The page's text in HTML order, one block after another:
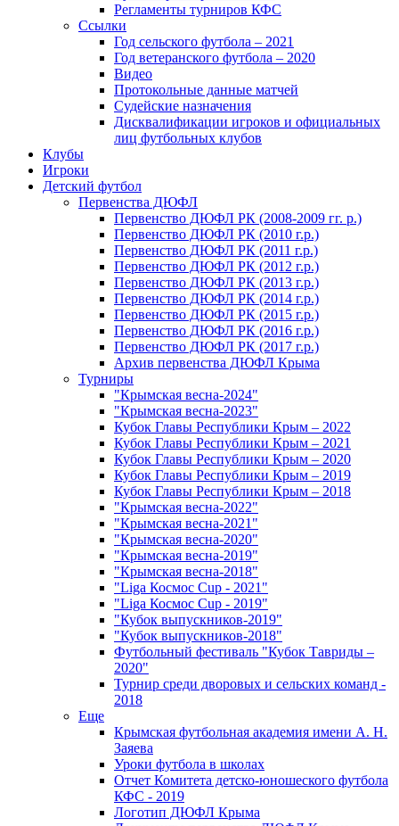
Регламенты турниров КФС
Ссылки
Год сельского футбола – 2021
Год ветеранского футбола – 2020
Видео
Протокольные данные матчей
Судейские назначения
Дисквалификации игроков и официальных
лиц футбольных клубов
Клубы
Игроки
Детский футбол
Первенства ДЮФЛ
Первенство ДЮФЛ РК (2008-2009 гг. р.)
Первенство ДЮФЛ РК (2010 г.р.)
Первенство ДЮФЛ РК (2011 г.р.)
Первенство ДЮФЛ РК (2012 г.р.)
Первенство ДЮФЛ РК (2013 г.р.)
Первенство ДЮФЛ РК (2014 г.р.)
Первенство ДЮФЛ РК (2015 г.р.)
Первенство ДЮФЛ РК (2016 г.р.)
Первенство ДЮФЛ РК (2017 г.р.)
Архив первенства ДЮФЛ Крыма
Турниры
"Крымская весна-2024"
"Крымская весна-2023"
Кубок Главы Республики Крым – 2022
Кубок Главы Республики Крым – 2021
Кубок Главы Республики Крым – 2020
Кубок Главы Республики Крым – 2019
Кубок Главы Республики Крым – 2018
"Крымская весна-2022"
"Крымская весна-2021"
"Крымская весна-2020"
"Крымская весна-2019"
"Крымская весна-2018"
"Liga Космос Cup - 2021"
"Liga Космос Cup - 2019"
"Кубок выпускников-2019"
"Кубок выпускников-2018"
Футбольный фестиваль "Кубок Тавриды –
2020"
Турнир среди дворовых и сельских команд -
2018
Еще
Крымская футбольная академия имени А. Н.
Заяева
Уроки футбола в школах
Отчет Комитета детско-юношеского футбола
КФС - 2019
Логотип ДЮФЛ Крыма